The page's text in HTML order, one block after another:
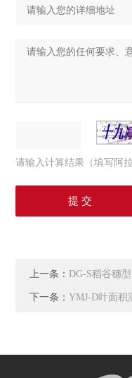
请输入计算结果（填写阿
上一条： DG-S稻谷穗
下一条：YMJ-D叶面积